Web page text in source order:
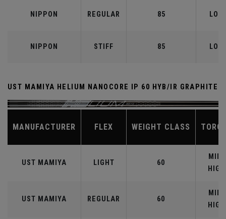
NIPPON REGULAR 85 LOW
NIPPON STIFF 85 LOW
UST MAMIYA HELIUM NANOCORE IP 60 HYB/IR GRAPHITE
MANUFACTURER FLEX WEIGHT CLASS
UST MAMIYA LIGHT 60
MID-
HIGH
UST MAMIYA REGULAR 60
MID-
HIGH